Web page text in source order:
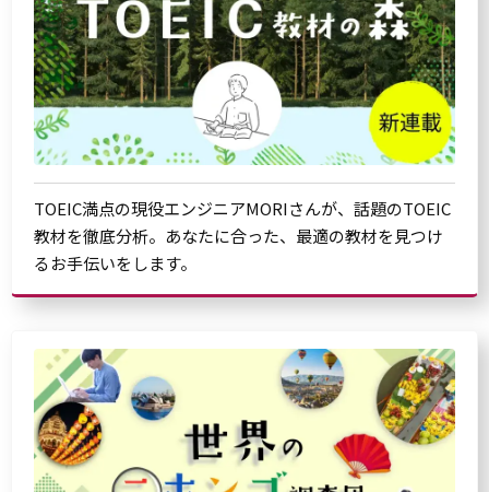
TOEIC満点の現役エンジニアMORIさんが、話題のTOEIC
教材を徹底分析。あなたに合った、最適の教材を見つけ
るお手伝いをします。